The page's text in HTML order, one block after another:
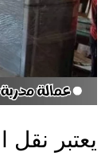
يعتبر